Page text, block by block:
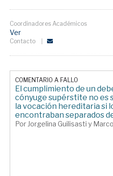
Coordinadores Académicos
Ver
Contacto
COMENTARIO A FALLO
El cumplimiento de un
cónyuge supérstite no es
la vocación hereditaria si
encontraban separados
Por Jorgelina Guilisasti y